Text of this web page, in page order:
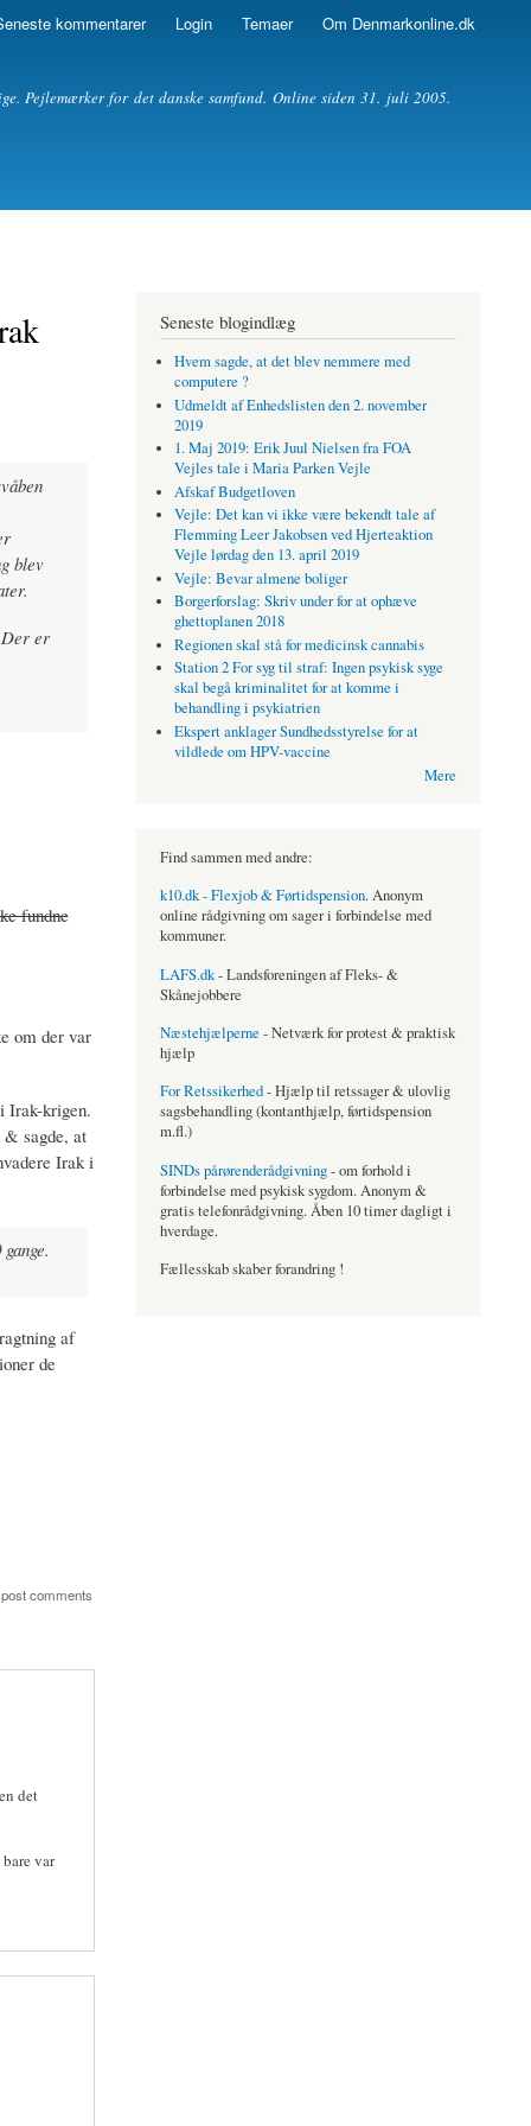
kommentarer Login Temaer Om Denmarkonline.dk
Pejlemærker for det danske samfund. Online siden 31. juli 2005.
blev
er
fundne
om der var
Irak-krigen.
& sagde, at
Irak i
af
de
comments
det
var
Seneste blogindlæg
Hvem sagde, at det blev nemmere med
computere ?
Udmeldt af Enhedslisten den 2. november
2019
1. Maj 2019: Erik Juul Nielsen fra FOA
Vejles tale i Maria Parken Vejle
Afskaf Budgetloven
Vejle: Det kan vi ikke være bekendt tale af
Flemming Leer Jakobsen ved Hjerteaktion
Vejle lørdag den 13. april 2019
Vejle: Bevar almene boliger
Borgerforslag: Skriv under for at ophæve
ghettoplanen 2018
Regionen skal stå for medicinsk cannabis
Station 2 For syg til straf: Ingen psykisk syge
skal begå kriminalitet for at komme i
behandling i psykiatrien
Ekspert anklager Sundhedsstyrelse for at
vildlede om HPV-vaccine
Mere
Find sammen med andre:
k10.dk - Flexjob & Førtidspension. Anonym
online rådgivning om sager i forbindelse med
kommuner.
LAFS.dk- Landsforeningen af Fleks- &
Skånejobbere
Næstehjælperne - Netværk for protest & praktisk
hjælp
For Retssikerhed- Hjælp til retssager & ulovlig
sagsbehandling (kontanthjælp, førtidspension
m.fl.)
SINDs pårørenderådgivning- om forhold i
forbindelse med psykisk sygdom. Anonym &
gratis telefonrådgivning. Åben 10 timer dagligt i
hverdage.
Fællesskab skaber forandring !